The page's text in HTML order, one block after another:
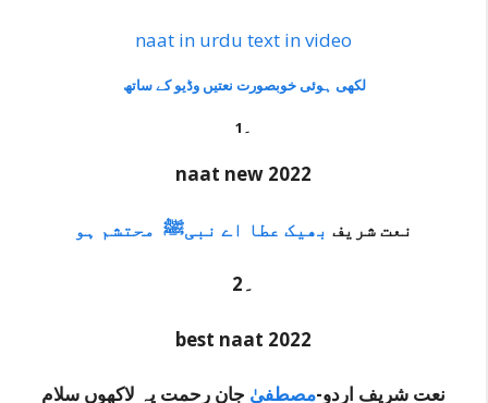
naat in urdu text in video
لکھی ہوئی خوبصورت نعتیں وڈیو کے ساتھ
1۔
naat new 2022
نعت شریف بھیک عطا اے نبیﷺ محتشم ہو
2۔
best naat 2022
نعت شریف اردو-مصطفیٰ جان رحمت پہ لاکھوں سلام